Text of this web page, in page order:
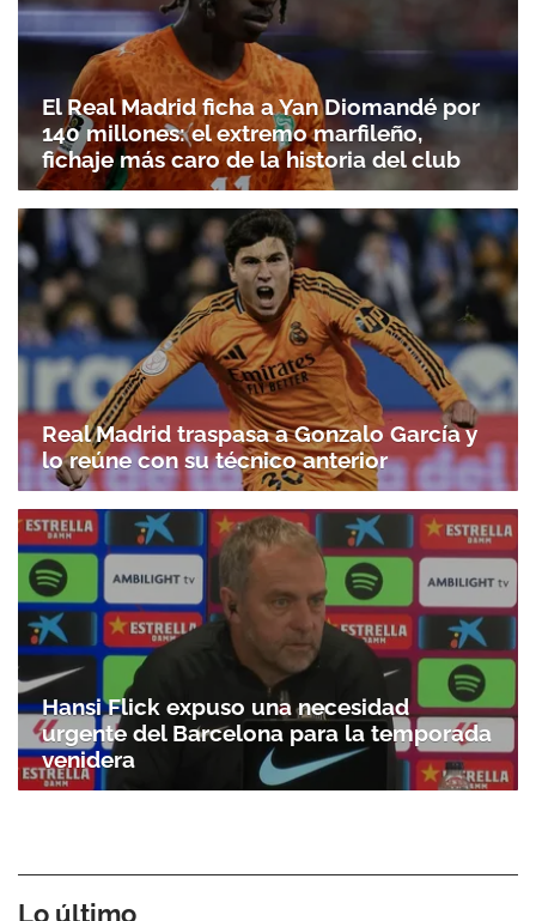
El Real Madrid ficha a Yan Diomandé por
140 millones: el extremo marfileño,
fichaje más caro de la historia del club
Real Madrid traspasa a Gonzalo García y
lo reúne con su técnico anterior
Hansi Flick expuso una necesidad
urgente del Barcelona para la temporada
venidera
Lo último